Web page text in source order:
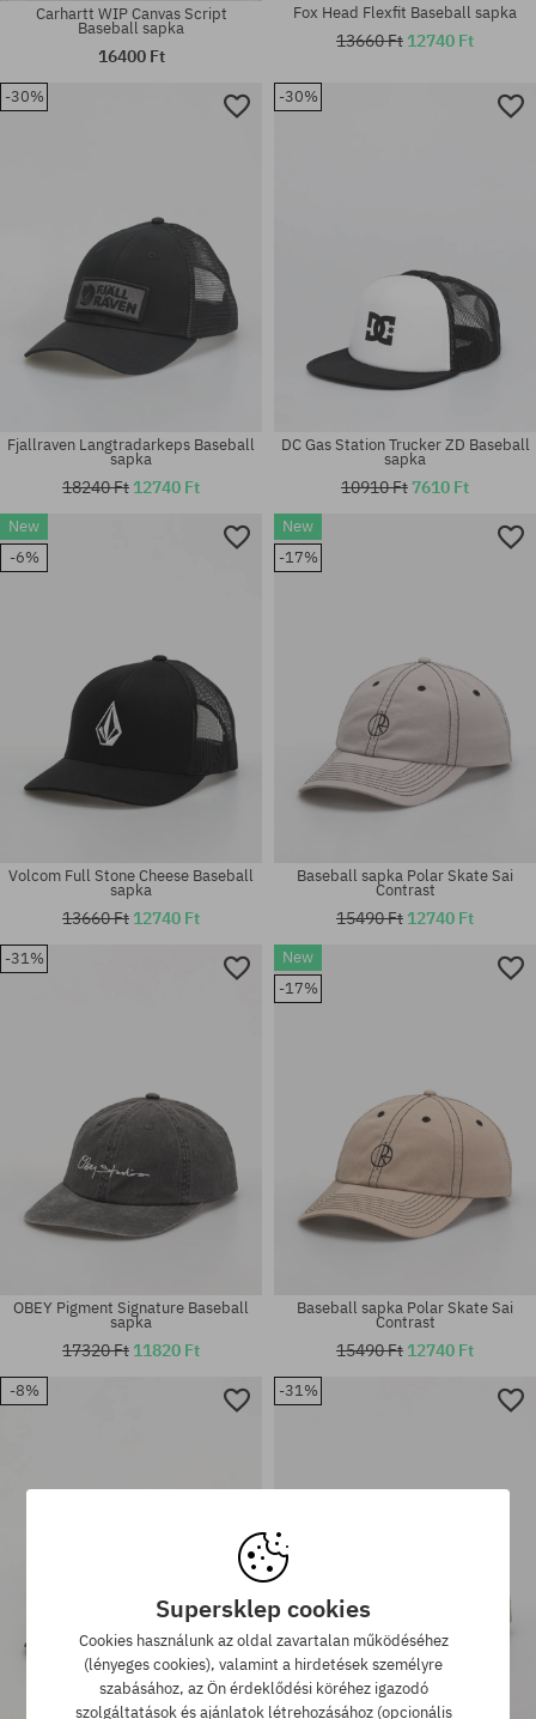
univerzális méret
Carhartt WIP Canvas Script
Baseball sapka
16400 Ft
Elérhető méretek:
L-XL; S-M
Fox Head Flexfit Baseball sapka
13660 Ft 12740 Ft
-30%
Elérhető méretek:
Fjallraven Langtradarkeps Baseball
sapka
18240 Ft 12740 Ft
-30%
univerzális méret
DC Gas Station Trucker ZD Baseball
sapka
10910 Ft 7610 Ft
New
-6%
Volcom Full Stone Cheese Baseball
sapka
13660 Ft 12740 Ft
New
-17%
Elérhető méretek:
Baseball sapka Polar Skate Sai
Contrast
15490 Ft 12740 Ft
-31%
OBEY Pigment Signature Baseball
sapka
17320 Ft 11820 Ft
New
-17%
Baseball sapka Polar Skate Sai
Contrast
15490 Ft 12740 Ft
-8% -31%
Supersklep cookies
Cookies használunk az oldal zavartalan működéséhez
(lényeges cookies), valamint a hirdetések személyre
szabásához, az Ön érdeklődési köréhez igazodó
szolgáltatások és ajánlatok létrehozásához (opcionális